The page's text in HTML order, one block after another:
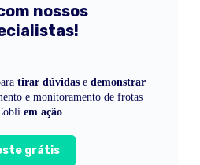
nossos
tirar dúvidase demonstrar
e monitoramento de frotas
em ação.
grátis